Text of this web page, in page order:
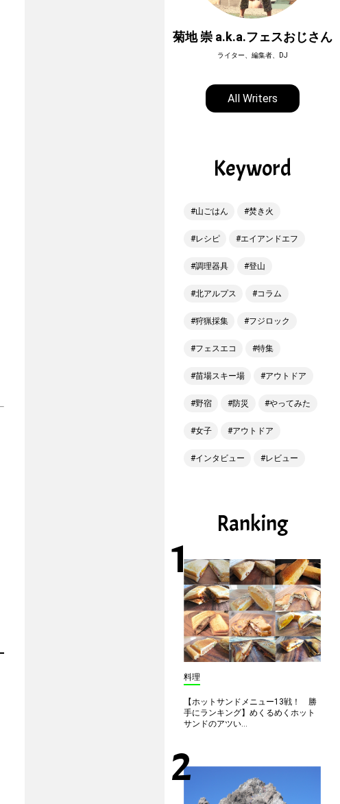
菊地 崇 a.k.a.フェスおじさん
ライター、編集者、DJ
All Writers
Keyword
山ごはん 焚き火
レシピ エイアンドエフ
調理器具 登山
北アルプス コラム
狩猟採集 フジロック
フェスエコ 特集
苗場スキー場 アウトドア
野宿 防災 やってみた
女子 アウトドア
インタビュー レビュー
Ranking
料理
【ホットサンドメニュー13戦！ 勝
手にランキング】めくるめくホット
サンドのアツい...